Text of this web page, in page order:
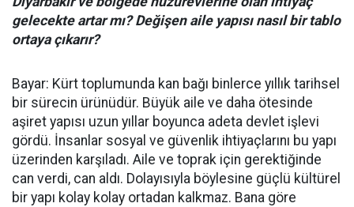
gelecekte artar mı? Değişen aile yapısı nasıl bir tablo
ortaya çıkarır?
Bayar: Kürt toplumunda kan bağı binlerce yıllık tarihsel
bir sürecin ürünüdür. Büyük aile ve daha ötesinde
aşiret yapısı uzun yıllar boyunca adeta devlet işlevi
gördü. İnsanlar sosyal ve güvenlik ihtiyaçlarını bu yapı
üzerinden karşıladı. Aile ve toprak için gerektiğinde
can verdi, can aldı. Dolayısıyla böylesine güçlü kültürel
bir yapı kolay kolay ortadan kalkmaz. Bana göre